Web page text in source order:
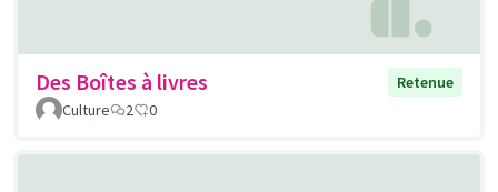
Des Boîtes à livres
Retenue
Culture
2 0